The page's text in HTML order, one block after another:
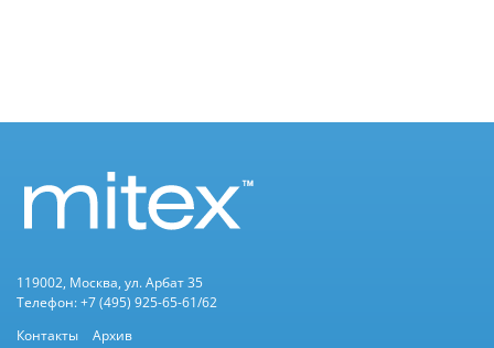
119002, Москва, ул. Арбат 35
Телефон: +7 (495) 925-65-61/62
Контакты
Архив